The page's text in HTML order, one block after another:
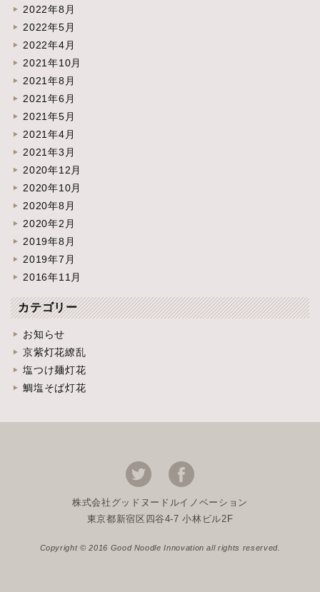
2022年8月
2022年5月
2022年4月
2021年10月
2021年8月
2021年6月
2021年5月
2021年4月
2021年3月
2020年12月
2020年10月
2020年8月
2020年2月
2019年8月
2019年7月
2016年11月
カテゴリー
お知らせ
京紫灯花繚乱
塩つけ麺灯花
鯛塩そば灯花
株式会社グッドヌードルイノベーション
東京都新宿区四谷4-7 小林ビル2F
Copyright © 2016 Good Noodle Innovation all rights reserved.